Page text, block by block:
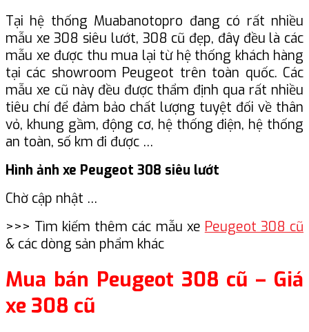
Tại hệ thống Muabanotopro đang có rất nhiều
mẫu xe 308 siêu lướt, 308 cũ đẹp, đây đều là các
mẫu xe được thu mua lại từ hệ thống khách hàng
tại các showroom Peugeot trên toàn quốc. Các
mẫu xe cũ này đều được thẩm định qua rất nhiều
tiêu chí để đảm bảo chất lượng tuyệt đối về thân
vỏ, khung gầm, động cơ, hệ thống điện, hệ thống
an toàn, số km đi được …
Hình ảnh xe Peugeot 308 siêu lướt
Chờ cập nhật …
>>> Tìm kiếm thêm các mẫu xe Peugeot 308 cũ
& các dòng sản phẩm khác
Mua bán Peugeot 308 cũ – Giá
xe 308 cũ